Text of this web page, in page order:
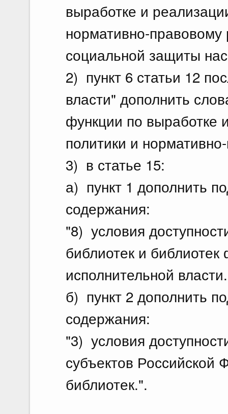
выработке и
нормативно-
социальной защиты
2) пункт 6 статьи 12
власти" дополнить
функции по выработке
политики и
3) в статье 15:
а) пункт 1 дополнить
содержания:
"8) условия
библиотек и
исполнительной
б) пункт 2 дополнить
содержания:
"3) условия
субъектов
библиотек.".